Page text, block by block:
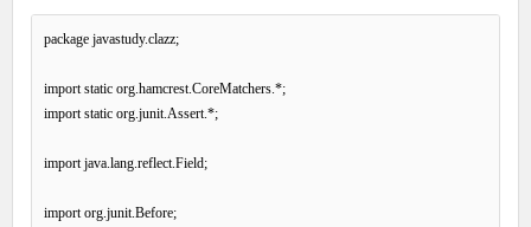
package javastudy.clazz;
import static org.hamcrest.CoreMatchers.*;
import static org.junit.Assert.*;
import java.lang.reflect.Field;
import org.junit.Before;